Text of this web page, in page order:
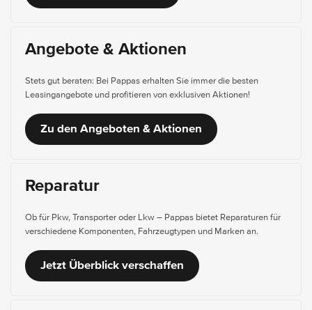
Angebote & Aktionen
Stets gut beraten: Bei Pappas erhalten Sie immer die besten
Leasingangebote und profitieren von exklusiven Aktionen!
Zu den Angeboten & Aktionen
Reparatur
Ob für Pkw, Transporter oder Lkw – Pappas bietet Reparaturen für
verschiedene Komponenten, Fahrzeugtypen und Marken an.
Jetzt Überblick verschaffen